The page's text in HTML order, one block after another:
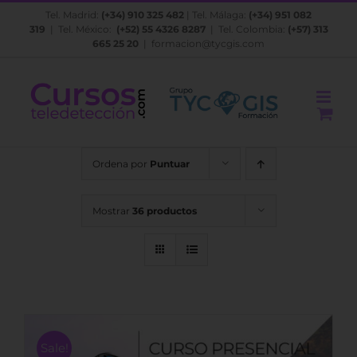
Saltar
Tel. Madrid: (+34) 910 325 482 | Tel. Málaga: (+34) 951 082
319 | Tel. México: (+52) 55 4326 8287| Tel. Colombia: (+57) 313
665 25 20
formacion@tycgis.com
Ordena por Puntuar
Mostrar 36 productos
Sale!